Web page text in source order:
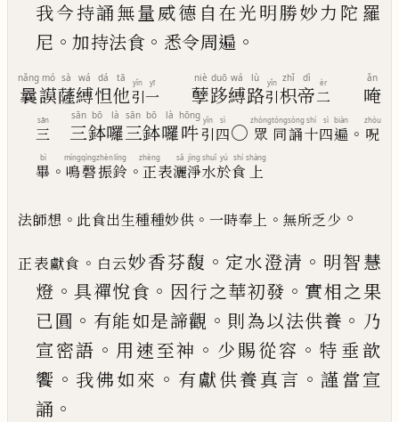
我今持誦無量威德自在光明勝妙力陀 羅
尼 。 加持法食 。 悉令周遍 。
曩
nǎng
謨
mó
薩
sà
縛
wá
怛
dá
他
tā
引
yǐn
一
yī
孽
niè
跢
duō
縛
wá
路
lù
引
yǐn
枳
zhǐ
帝
dì
二
èr
唵
ǎn
三
sān
三
sān
鉢
bō
囉
là
三
sān
鉢
bō
囉
là
吽
hōng
引
yǐn
四
sì
○ 眾
zhòng
同
tóng
誦
sòng
十
shí
四
sì
遍
biàn
。 呪
zhòu
畢
bì
。 鳴
míng
磬
qìng
振
zhèn
鈴
líng
。 正
zhèng
表灑
sǎ
淨
jìng
水
shuǐ
於
yú
食
shí
上
shàng
法師想 。 此食出生種種妙供 。 一時奉上 。 無所乏少 。
正表獻食 。 白云妙香芬馥 。 定水澄清 。 明智慧
燈 。 具禪悅食 。 因行之華初發 。 實相之果
已圓 。 有能如是諦觀 。 則為以法供養 。 乃
宣密語 。 用速至神 。 少賜從容 。 特垂歆
饗 。 我佛如來 。 有獻供養真言 。 謹當宣
誦 。